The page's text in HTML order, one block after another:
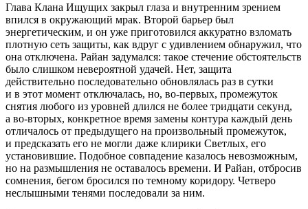
Глава Клана Ищущих закрыл глаза и внутренним зрением
впился в окружающий мрак. Второй барьер был
энергетическим, и он уже приготовился аккуратно взломать
плотную сеть защиты, как вдруг с удивлением обнаружил, что
она отключена. Райан задумался: такое стечение обстоятельств
было слишком невероятной удачей. Нет, защита
действительно последовательно обновлялась раз в сутки
и в этот момент отключалась, но, во-первых, промежуток
снятия любого из уровней длился не более тридцати секунд,
а во-вторых, конкретное время замены контура каждый день
отличалось от предыдущего на произвольный промежуток,
и предсказать его не могли даже клирики Светлых, его
установившие. Подобное совпадение казалось невозможным,
но на размышления не оставалось времени. И Райан, отбросив
сомнения, бегом бросился по темному коридору. Четверо
неслышными тенями последовали за ним.